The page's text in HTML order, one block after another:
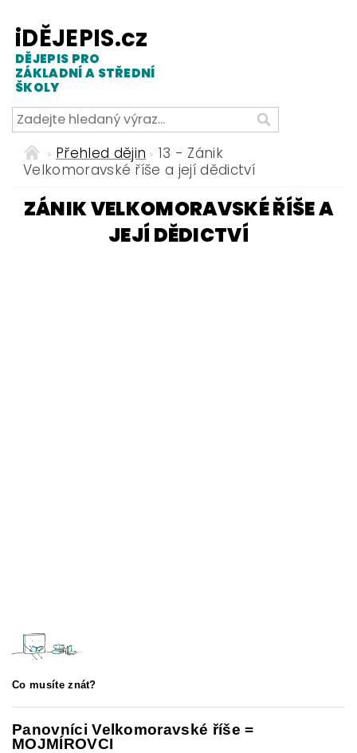
iDĚJEPIS.cz
DĚJEPIS PRO
ZÁKLADNÍ A STŘEDNÍ
ŠKOLY
Přehled dějin
13 - Zánik
Velkomoravské říše a její dědictví
ZÁNIK VELKOMORAVSKÉ ŘÍŠE A
JEJÍ DĚDICTVÍ
Co musíte znát?
Panovníci Velkomoravské říše =
MOJMÍROVCI